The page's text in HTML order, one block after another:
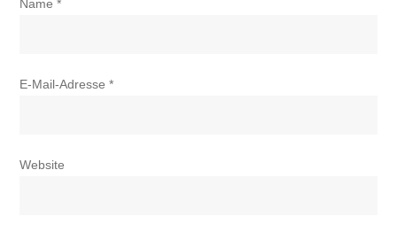
Name*
E-Mail-Adresse*
Website